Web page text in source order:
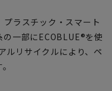
ラスチック・スマート
一部にECOBLUE®を使
ルリサイクルにより、ペ